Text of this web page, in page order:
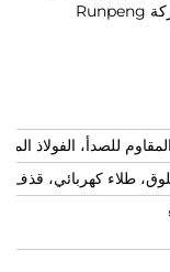
الأمان لديك اليوم مع هذا الدبوس المتطوّر من شركة Runpeng
للصدأ، الفولاذ
طلاء كهربائي، قذف